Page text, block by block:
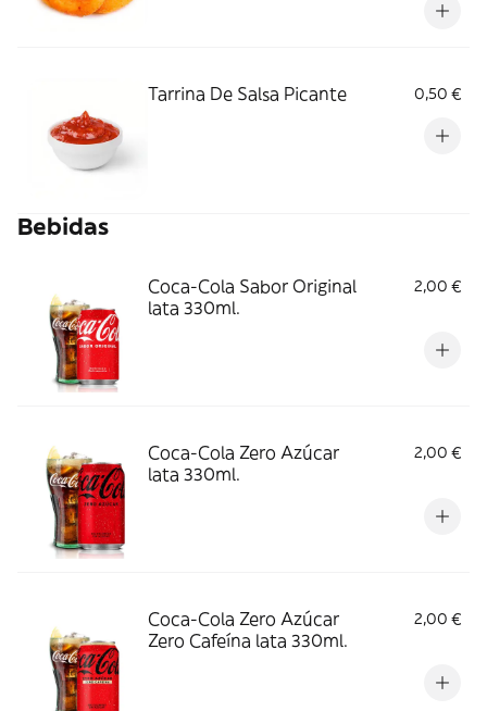
Tarrina De Salsa Picante 0,50 €
Bebidas
Coca-Cola Sabor Original
lata 330ml.
2,00 €
Coca-Cola Zero Azúcar
lata 330ml.
2,00 €
Coca-Cola Zero Azúcar
Zero Cafeína lata 330ml.
2,00 €